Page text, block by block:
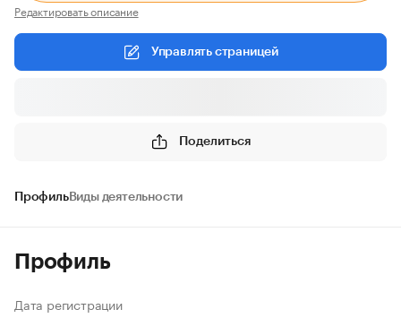
Редактировать описание
Управлять страницей
Поделиться
ПрофильВиды деятельности
Профиль
Дата регистрации